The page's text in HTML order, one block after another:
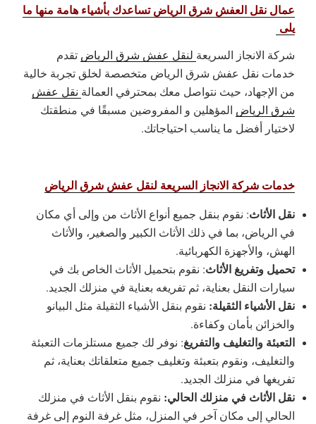
عمال نقل العفش شرق الرياض تساعدك بأشياء هامة منها ما
يلى
شركة الانجاز السريعة لنقل عفش شرق الرياض تقدم
خدمات نقل عفش شرق الرياض متخصصة لخلق تجربة خالية
من الإجهاد، حيث نتواصل معك بمحترفي العمالة نقل عفش
شرق الرياض المؤهلين و المفروضين مسبقًا في منطقتك
لاختيار أفضل ما يناسب احتياجاتك.
خدمات شركة الانجاز السريعة لنقل عفش شرق الرياض
نقل الأثاث: نقوم بنقل جميع أنواع الأثاث من وإلى أي مكان
في الرياض، بما في ذلك الأثاث الكبير والصغير، والأثاث
الهش، والأجهزة الكهربائية.
تحميل وتفريغ الأثاث: نقوم بتحميل الأثاث الخاص بك في
سيارات النقل بعناية، ثم تفريغه بعناية في منزلك الجديد.
نقل الأشياء الثقيلة: نقوم بنقل الأشياء الثقيلة مثل البيانو
والخزائن بأمان وكفاءة.
التعبئة والتغليف والتفريغ: نوفر لك جميع مستلزمات التعبئة
والتغليف، ونقوم بتعبئة وتغليف جميع متعلقاتك بعناية، ثم
تفريغها في منزلك الجديد.
نقل الأثاث في منزلك الحالي: نقوم بنقل الأثاث في منزلك
الحالي إلى مكان آخر في المنزل، مثل غرفة النوم إلى غرفة